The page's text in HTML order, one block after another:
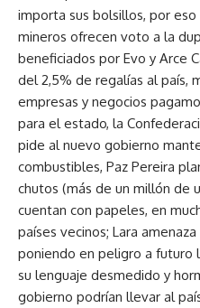
importa sus bolsillos, por
mineros ofrecen voto a la
beneficiados por Evo y Arce
del 2,5% de regalías al país,
empresas y negocios
para el estado, la
pide al nuevo gobierno
combustibles, Paz Pereira
chutos (más de un millón de
cuentan con papeles, en
países vecinos; Lara
poniendo en peligro a futuro
su lenguaje desmedido y
gobierno podrían llevar al